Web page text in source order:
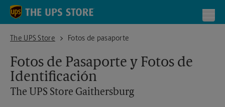
Skip to content
Return to Nav
The UPS Store
The UPS Store GaithersburgFotos de pasaporte
Fotos de Pasaporte y Fotos de
Identificación
The UPS Store Gaithersburg